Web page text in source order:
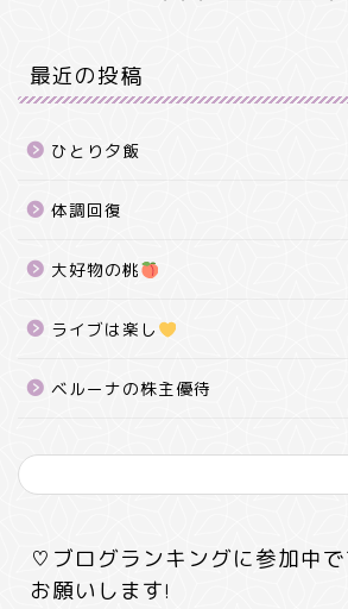
最近の投稿
ひとり夕飯
体調回復
大好物の桃
ライブは楽し
ベルーナの株主優待
♡ブログランキングに参加中
お願いします!